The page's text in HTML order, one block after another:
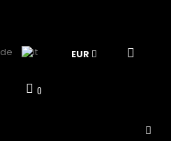
EUR
0